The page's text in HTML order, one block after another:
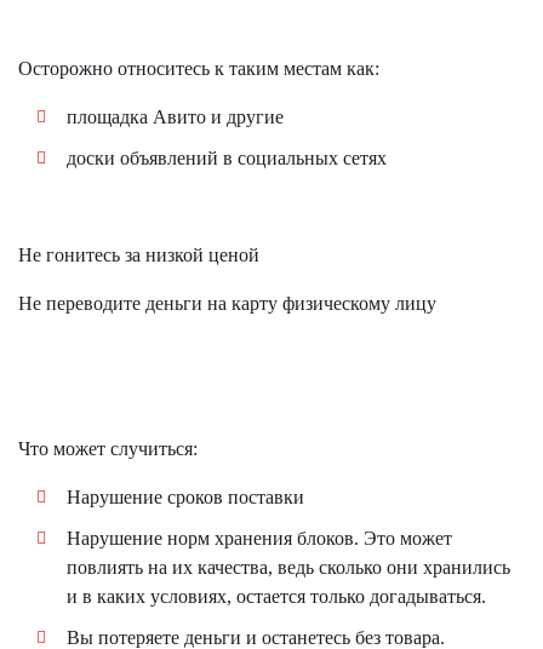
Осторожно относитесь к таким местам как:
площадка Авито и другие
доски объявлений в социальных сетях
Не гонитесь за низкой ценой
Не переводите деньги на карту физическому лицу
Что может случиться:
Нарушение сроков поставки
Нарушение норм хранения блоков. Это может
повлиять на их качества, ведь сколько они хранились
и в каких условиях, остается только догадываться.
Вы потеряете деньги и останетесь без товара.